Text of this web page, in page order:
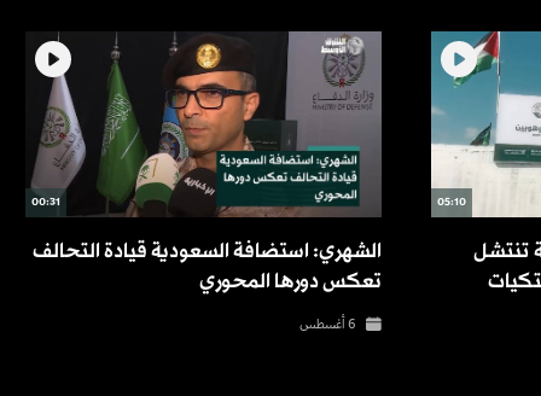
05:10
تنتشل
00:31
الشهري: استضافة السعودية قيادة التحالف
تعكس دورها المحوري
6 أغسطس